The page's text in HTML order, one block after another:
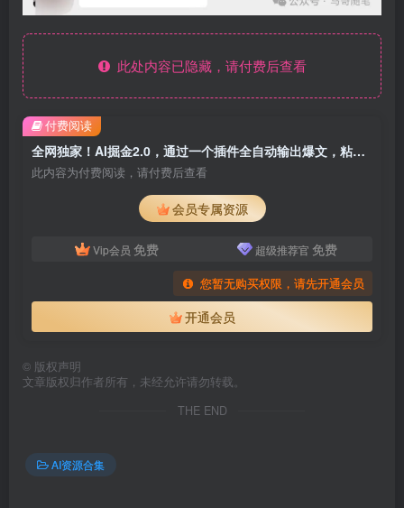
此处内容已隐藏，请付费后查看
全网独家！AI掘金2.0，通过一个插件全自动输出爆文，粘贴复制矩阵操作
此内容为付费阅读，请付费后查看
会员专属资源
Vip会员 免费 超级推荐官 免费
您暂无购买权限，请先开通会员
开通会员
付费阅读
© 版权声明
文章版权归作者所有，未经允许请勿转载。
THE END
AI资源合集